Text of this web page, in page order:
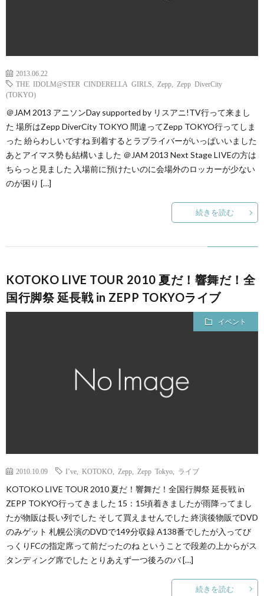
2013.06.22
THE IDOLM@STER CINDERELLA GIRLS
Zepp
Zepp DiverCity
(TOKYO)
＠JAM 2013 アニソンDay supported by リスアニ!TV行って来まし
た 場所はZepp DiverCity TOKYO 間違ってZepp TOKYO行ってしま
った 紛らわしいですね 到着するとラブライバーがいっぱいいました
あとアイマス勢も結構いました ＠JAM 2013 Next Stage LIVEの方は
ちらっと見ました 入場前に預けたいのに会場外のロッカーが少ない
のが困り […]
続きを読む
KOTOKO LIVE TOUR 2010 夏だ！響舞だ！全
国行脚祭 延長戦 in ZEPP TOKYOライブ
イベント
2010.10.09 I’ve KOTOKO Zepp Zepp Tokyo ライブ
KOTOKO LIVE TOUR 2010 夏だ！響舞だ！全国行脚祭 延長戦 in
ZEPP TOKYO行ってきました 15：15頃着きましたが雨降ってまし
たが物販は長い列でした そして買えませんでした 終演後物販でDVD
のみゲット 札幌公演のDVDで149分収録 A138番でしたが入ってび
っくりFCの指定席って前だったのね ということで段差の上からがス
タンディング席でした とりあえず一つ後ろのバ […]
続きを読む